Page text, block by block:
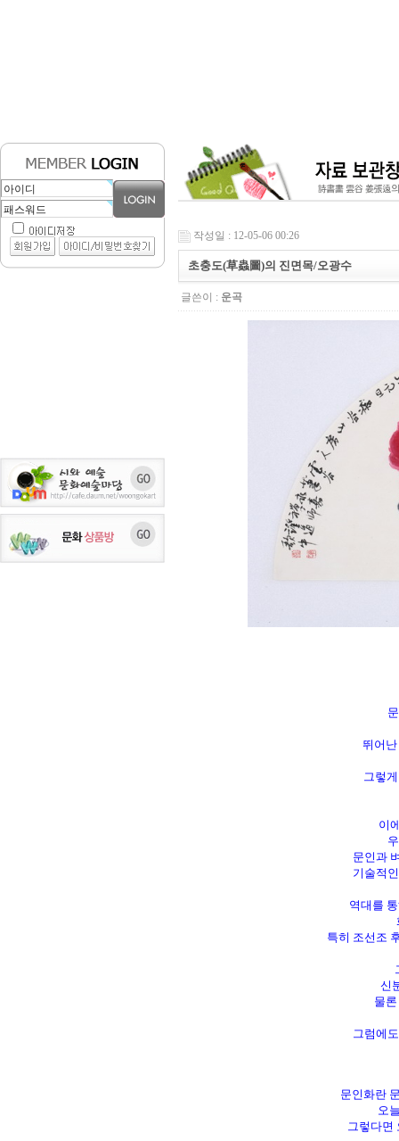
작성일 : 12-05-06 00:26
초충도(草蟲圖)의 진면목/오광수
글쓴이 : 운곡
뛰어
그렇
이
문인과
기술적
역대를
특히 조선조
신
물
그럼에
문인화란
오
그렇다면